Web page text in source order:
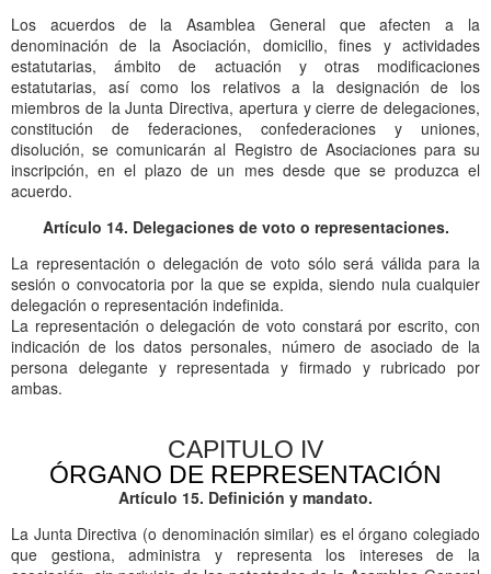
Los acuerdos de la Asamblea General que afecten a la
denominación de la Asociación, domicilio, fines y actividades
estatutarias, ámbito de actuación y otras modificaciones
estatutarias, así como los relativos a la designación de los
miembros de la Junta Directiva, apertura y cierre de delegaciones,
constitución de federaciones, confederaciones y uniones,
disolución, se comunicarán al Registro de Asociaciones para su
inscripción, en el plazo de un mes desde que se produzca el
acuerdo.
Artículo 14. Delegaciones de voto o representaciones.
La representación o delegación de voto sólo será válida para la
sesión o convocatoria por la que se expida, siendo nula cualquier
delegación o representación indefinida.
La representación o delegación de voto constará por escrito, con
indicación de los datos personales, número de asociado de la
persona delegante y representada y firmado y rubricado por
ambas.
CAPITULO IV
ÓRGANO DE REPRESENTACIÓN
Artículo 15. Definición y mandato.
La Junta Directiva (o denominación similar) es el órgano colegiado
que gestiona, administra y representa los intereses de la